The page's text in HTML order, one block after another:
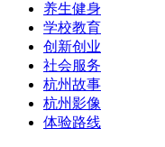
养生健身
学校教育
创新创业
社会服务
杭州故事
杭州影像
体验路线